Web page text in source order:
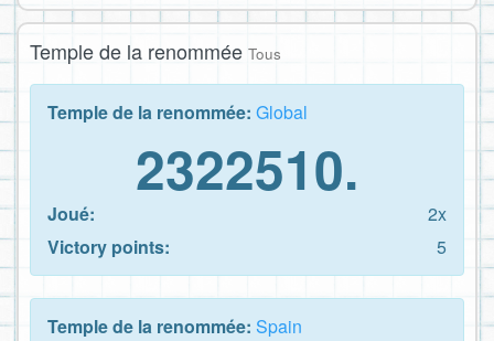
Temple de la renommée Tous
Temple de la renommée: Global
2322510.
Joué:
2x
Victory points:
5
Temple de la renommée: Spain